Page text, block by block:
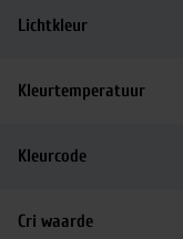
Lichtkleur
Kleurtemperatuur
Kleurcode
Cri waarde